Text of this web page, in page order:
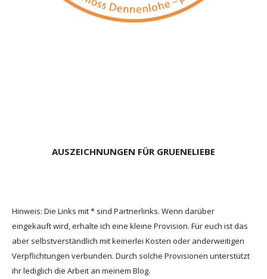
AUSZEICHNUNGEN FÜR GRUENELIEBE
Hinweis: Die Links mit * sind Partnerlinks. Wenn darüber
eingekauft wird, erhalte ich eine kleine Provision. Für euch ist das
aber selbstverständlich mit keinerlei Kosten oder anderweitigen
Verpflichtungen verbunden. Durch solche Provisionen unterstützt
ihr lediglich die Arbeit an meinem Blog.